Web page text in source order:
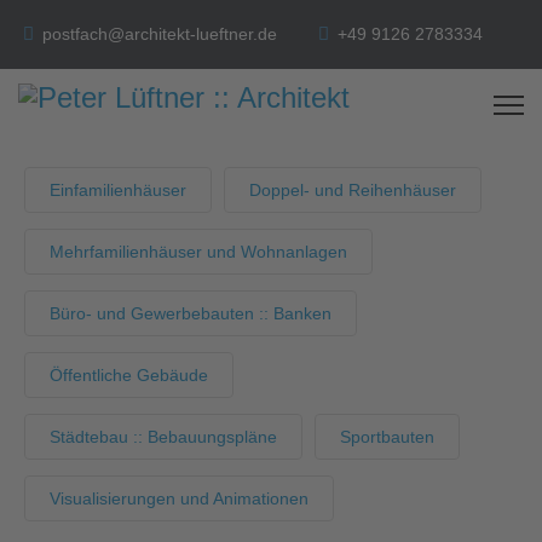
postfach@architekt-lueftner.de +49 9126 2783334
Einfamilienhäuser Doppel- und Reihenhäuser
Mehrfamilienhäuser und Wohnanlagen
Büro- und Gewerbebauten :: Banken
Öffentliche Gebäude
Städtebau :: Bebauungspläne Sportbauten
Visualisierungen und Animationen